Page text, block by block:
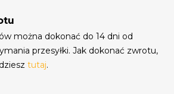
można dokonać do 14 dni od
przesyłki. Jak dokonać zwrotu,
tutaj.